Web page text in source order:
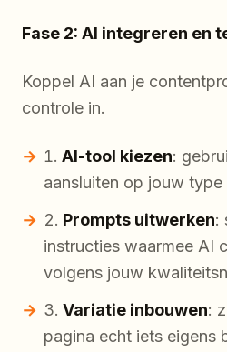
Fase 2: AI integreren en
Koppel AI aan je
controle in.
AI-tool kiezen:
aansluiten op jouw
Prompts uitwerken:
instructies waarmee AI
volgens jouw
Variatie inbouwen:
pagina echt iets eigens